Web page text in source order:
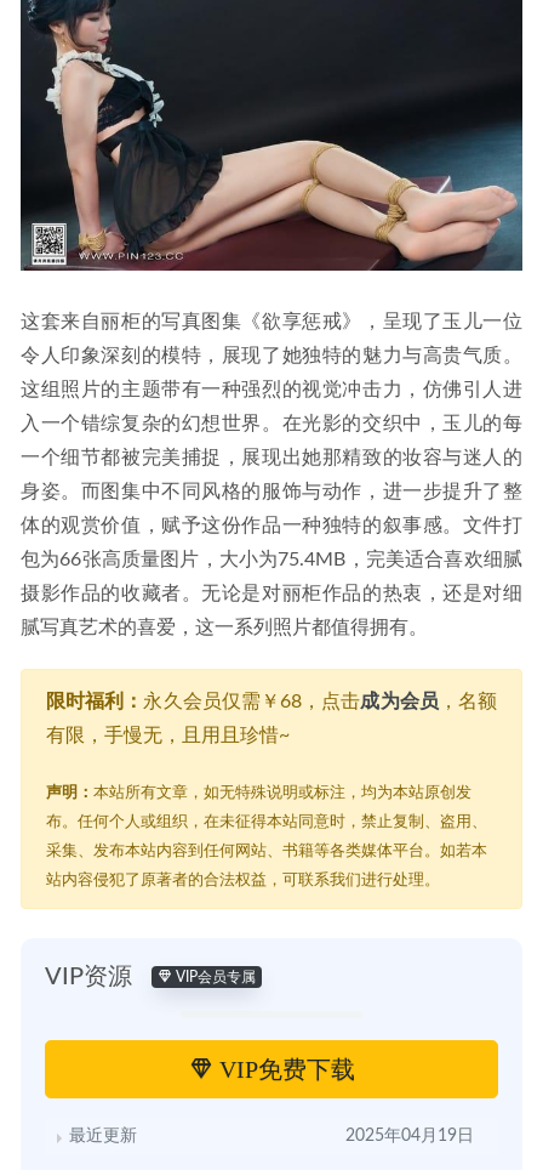
这套来自丽柜的写真图集《欲享惩戒》，呈现了玉儿一位
令人印象深刻的模特，展现了她独特的魅力与高贵气质。
这组照片的主题带有一种强烈的视觉冲击力，仿佛引人进
入一个错综复杂的幻想世界。在光影的交织中，玉儿的每
一个细节都被完美捕捉，展现出她那精致的妆容与迷人的
身姿。而图集中不同风格的服饰与动作，进一步提升了整
体的观赏价值，赋予这份作品一种独特的叙事感。文件打
包为66张高质量图片，大小为75.4MB，完美适合喜欢细腻
摄影作品的收藏者。无论是对丽柜作品的热衷，还是对细
腻写真艺术的喜爱，这一系列照片都值得拥有。
限时福利： 永久会员仅需￥68，点击成为会员 ，名额
有限，手慢无，且用且珍惜~
声明： 本站所有文章，如无特殊说明或标注，均为本站原创发
布。任何个人或组织，在未征得本站同意时，禁止复制、盗用、
采集、发布本站内容到任何网站、书籍等各类媒体平台。如若本
站内容侵犯了原著者的合法权益，可联系我们进行处理。
VIP资源 VIP会员专属
VIP免费下载
最近更新 2025年04月19日